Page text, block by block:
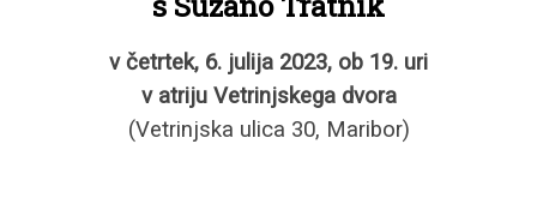
v četrtek, 6. julija 2023, ob 19. uri
v atriju Vetrinjskega dvora
(Vetrinjska ulica 30, Maribor)